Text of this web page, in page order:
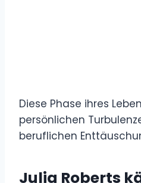
Diese Phase ihres
persönlichen
beruflichen
Julia Roberts